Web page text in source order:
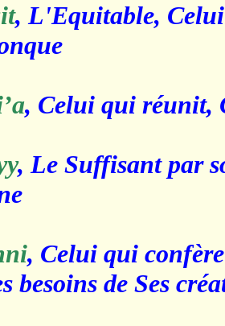
, L'Equitable,
, Celui qui réunit,
, Le Suffisant par
, Celui qui
besoins de Ses